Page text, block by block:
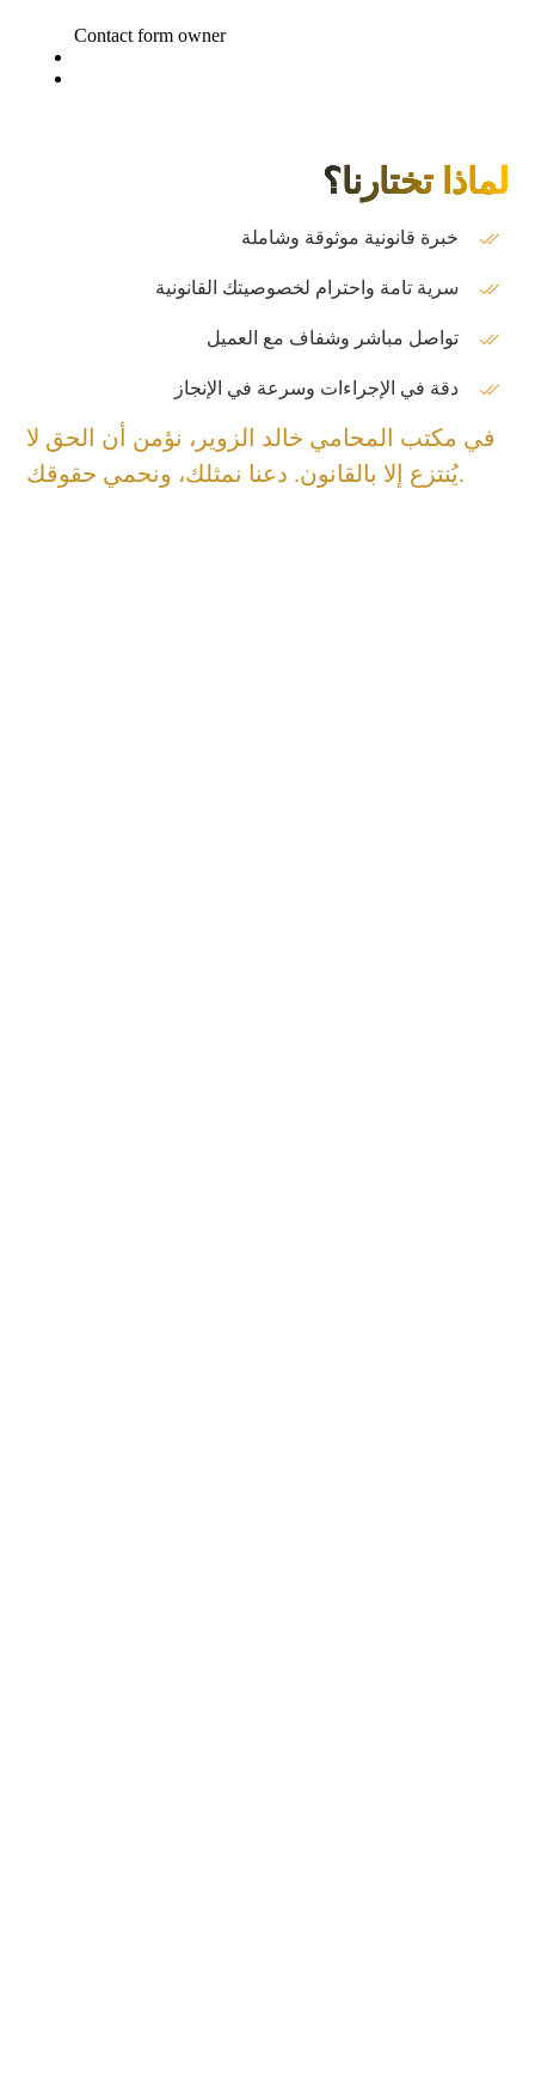
لماذا تختارنا؟
خبرة قانونية موثوقة وشاملة
سرية تامة واحترام لخصوصيتك القانونية
تواصل مباشر وشفاف مع العميل
دقة في الإجراءات وسرعة في الإنجاز
في مكتب المحامي خالد الزوير، نؤمن أن الحق لا
يُنتزع إلا بالقانون. دعنا نمثلك، ونحمي حقوقك.